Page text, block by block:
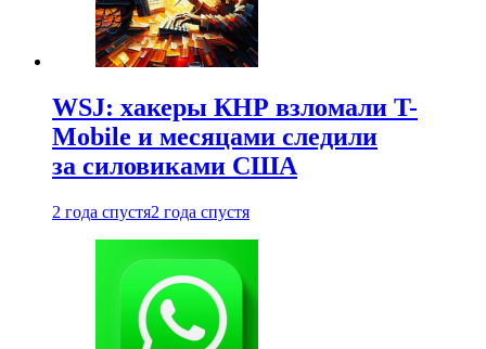
WSJ: хакеры КНР взломали T-
Mobile и месяцами следили
за силовиками США
2 года спустя2 года спустя